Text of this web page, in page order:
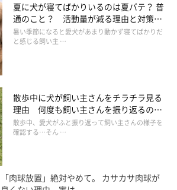
夏に犬が寝てばかりいるのは夏バテ？ 普
通のこと？ 活動量が減る理由と対策と
は
暑い季節になると愛犬があまり動かず寝てばかりだ
と感じる飼い主 …
散歩中に犬が飼い主さんをチラチラ見る
理由 何度も飼い主さんを振り返るのは
なぜ？
散歩中、愛犬がふと振り返って飼い主さんの様子を
確認する…そん …
「肉球放置」絶対やめて。 カサカサ肉球が